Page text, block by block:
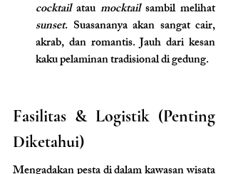
cocktail atau mocktail
sambil melihat
sunset. Suasananya akan sangat cair,
akrab, dan romantis. Jauh dari kesan
kaku pelaminan tradisional di gedung.
Fasilitas & Logistik (Penting
Diketahui)